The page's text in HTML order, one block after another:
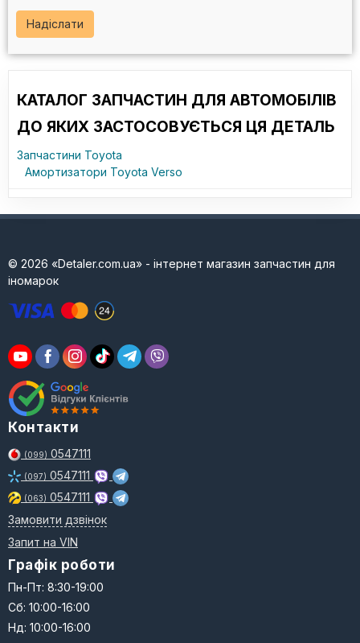
Надіслати
КАТАЛОГ ЗАПЧАСТИН ДЛЯ АВТОМОБІЛІВ
ДО ЯКИХ ЗАСТОСОВУЄТЬСЯ ЦЯ ДЕТАЛЬ
Запчастини Toyota
Амортизатори Toyota Verso
© 2026 «Detaler.com.ua» - інтернет магазин запчастин для
іномарок
Контакти
(099) 0547111
(097) 0547111
(063) 0547111
Замовити дзвінок
Запит на VIN
Графік роботи
Пн-Пт: 8:30-19:00
Сб: 10:00-16:00
Нд: 10:00-16:00